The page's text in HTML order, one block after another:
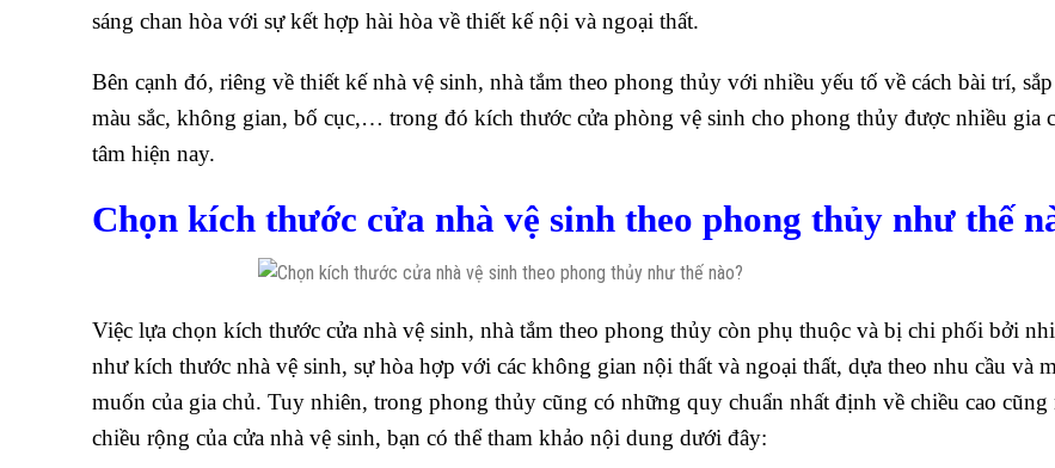
sáng chan hòa với sự kết hợp hài hòa về thiết kế nội và ngoại thất.
Bên cạnh đó, riêng về thiết kế nhà vệ sinh, nhà tắm theo phong thủy với nhiều yếu tố về cách bài trí,
màu sắc, không gian, bố cục,… trong đó kích thước cửa phòng vệ sinh cho phong thủy được nhiều gia
tâm hiện nay.
Chọn kích thước cửa nhà vệ sinh theo phong thủy như thế
Việc lựa chọn kích thước cửa nhà vệ sinh, nhà tắm theo phong thủy còn phụ thuộc và bị chi phối bởi
như kích thước nhà vệ sinh, sự hòa hợp với các không gian nội thất và ngoại thất, dựa theo nhu cầu và
muốn của gia chủ. Tuy nhiên, trong phong thủy cũng có những quy chuẩn nhất định về chiều cao cũng
chiều rộng của cửa nhà vệ sinh, bạn có thể tham khảo nội dung dưới đây: